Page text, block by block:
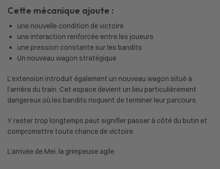
Cette mécanique ajoute :
une nouvelle condition de victoire
une interaction renforcée entre les joueurs
une pression constante sur les bandits
Un nouveau wagon stratégique
L’extension introduit également un nouveau wagon situé à
l’arrière du train. Cet espace devient un lieu particulièrement
dangereux où les bandits risquent de terminer leur parcours.
Y rester trop longtemps peut signifier passer à côté du butin et
compromettre toute chance de victoire.
L’arrivée de Mei, la grimpeuse agile